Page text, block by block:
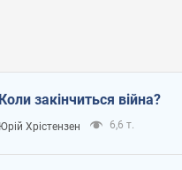
Коли закінчиться війна?
Юрій Хрістензен 6,6 т.